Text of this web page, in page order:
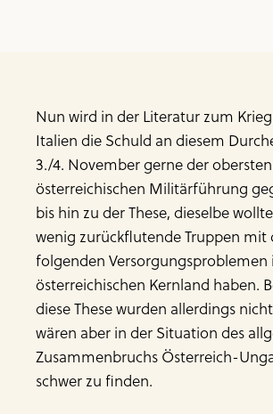
Nun wird in der Literatur zum
Italien die Schuld an diesem
3./4. November gerne der obersten
österreichischen Militärführung
bis hin zu der These, dieselbe
wenig zurückflutende Truppen mit
folgenden Versorgungsproblemen
österreichischen Kernland haben.
diese These wurden allerdings
wären aber in der Situation des
Zusammenbruchs Österreich-
schwer zu finden.